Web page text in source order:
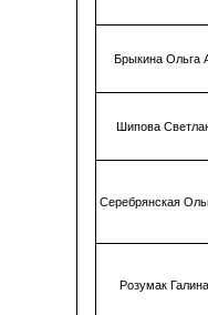
Брыкина Ольга
Шипова
Серебрянская
Розумак